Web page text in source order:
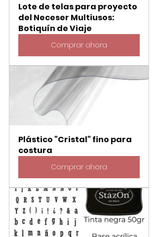
Lote de telas para proyecto
del Neceser Multiusos:
Botiquín de Viaje
Comprar ahora
Plástico "Cristal" fino para
costura
Comprar ahora